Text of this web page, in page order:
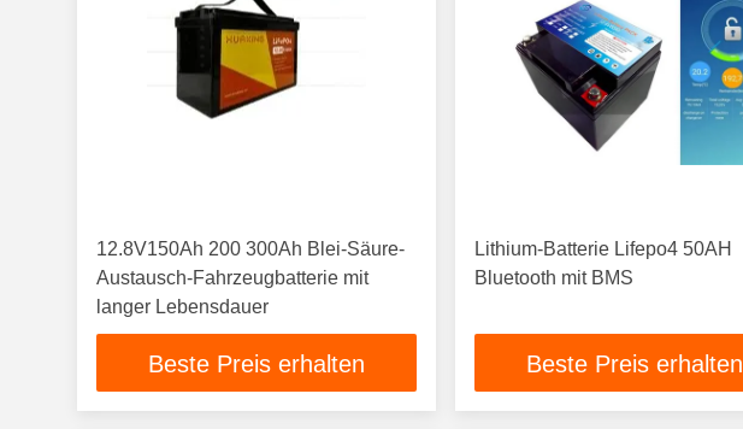
12.8V150Ah 200 300Ah Blei-Säure-
Austausch-Fahrzeugbatterie mit
langer Lebensdauer
Beste Preis erhalten
Lithium-Batterie Lifepo4 50AH
Bluetooth mit BMS
Beste Preis erhalten